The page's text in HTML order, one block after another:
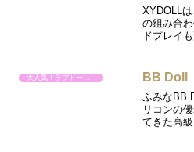
XYDOLL
の組み合
ドプレイ
低価格を
大人気！ラブドールのブランド BB Doll
ふみなBB
リコンの
てきた高